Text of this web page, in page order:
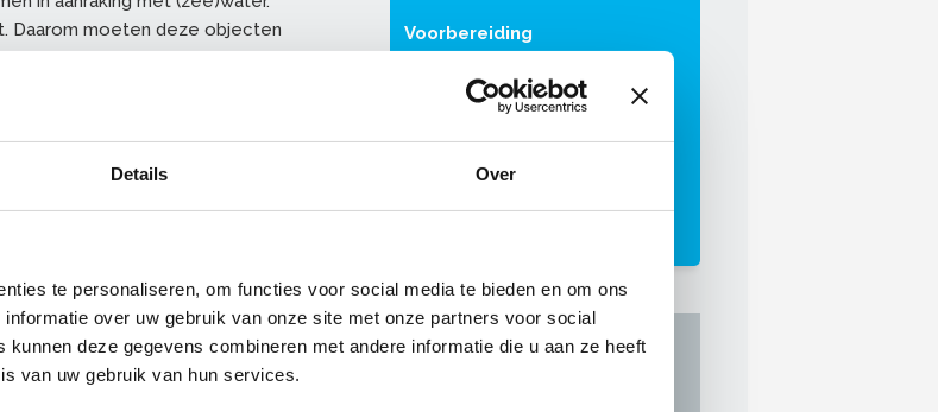
Details Over
te personaliseren, om functies voor social media te bieden en om ons
over uw gebruik van onze site met onze partners voor social
deze gegevens combineren met andere informatie die u aan ze heeft
van uw gebruik van hun services.
Daarom moeten deze objecten
gebreken in de
Goed opgeleide
over de juiste
stand te houden.
u daarvoor slaagt, ontvangt u
is 5 jaar geldig.
Voorbereiding
vooraf doornemen van het
cursusmateriaal
Leervorm
Investering per deelnemer